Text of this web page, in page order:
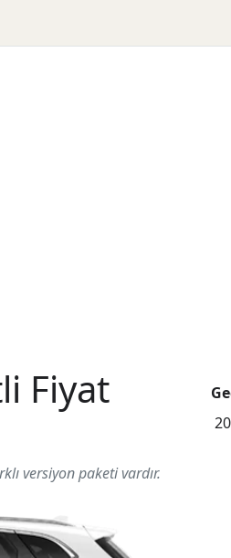
Fiyat
versiyon paketi vardır.